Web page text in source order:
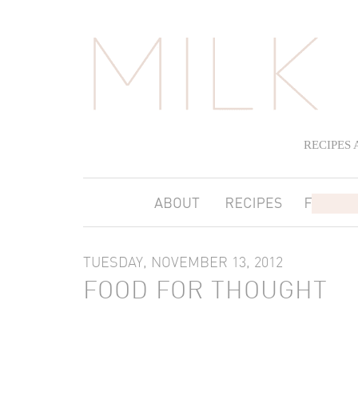
RECIPES
TUESDAY, NOVEMBER 13, 2012
FOOD FOR THOUGHT